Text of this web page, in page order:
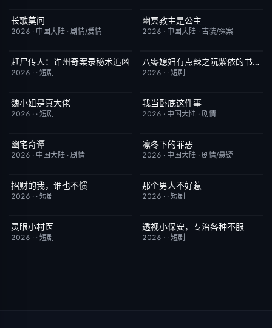
已完结
长歌莫问
2026 · 中国大陆 · 剧情/爱情
已完结
幽冥教主是公主
2026 · 中国大陆 · 古装/探案
完结 9.0
赶尸传人：许州奇案录秘术追凶
2026 · · 短剧
完结 5.0八零媳妇有点辣之阮紫依的书中梦
2026 · · 短剧
完结
魏小姐是真大佬
2026 · · 短剧
已完结
我当卧底这件事
2026 · 中国大陆 · 剧情
更新至第14集
幽宅奇谭
2026 · 中国大陆 · 剧情
更新至第16集
凛冬下的罪恶
2026 · 中国大陆 · 剧情/悬疑
完结
招财的我，谁也不惯
2026 · · 短剧
完结
那个男人不好惹
2026 · · 短剧
完结
灵眼小村医
2026 · · 短剧
完结
透视小保安，专治各种不服
2026 · · 短剧